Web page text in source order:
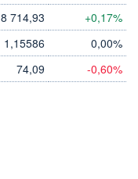
8 714,93 +0,17%
1,15586 0,00%
74,09 -0,60%